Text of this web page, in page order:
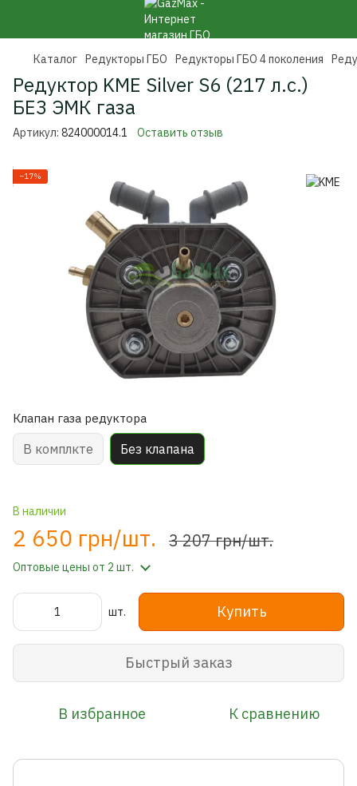
Каталог Редукторы ГБО Редукторы ГБО 4 поколения
Редуктор KME Silver S6 (217 л.с.)
БЕЗ ЭМК газа
Артикул: 824000014.1 Оставить отзыв
−17%
Клапан газа редуктора
В комплкте Без клапана
В наличии
2 650 грн/шт. 3 207 грн/шт.
Оптовые цены от 2 шт.
шт. Купить
Быстрый заказ
В избранное К сравнению